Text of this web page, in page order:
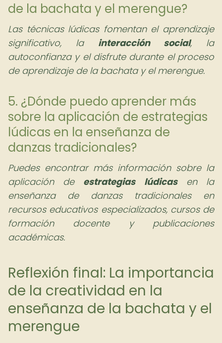
de la bachata y el merengue?
Las técnicas lúdicas fomentan el aprendizaje
significativo, la interacción social, la
autoconfianza y el disfrute durante el proceso
de aprendizaje de la bachata y el merengue.
5. ¿Dónde puedo aprender más
sobre la aplicación de estrategias
lúdicas en la enseñanza de
danzas tradicionales?
Puedes encontrar más información sobre la
aplicación de estrategias lúdicasen la
enseñanza de danzas tradicionales en
recursos educativos especializados, cursos de
formación docente y publicaciones
académicas.
Reflexión final: La importancia
de la creatividad en la
enseñanza de la bachata y el
merengue